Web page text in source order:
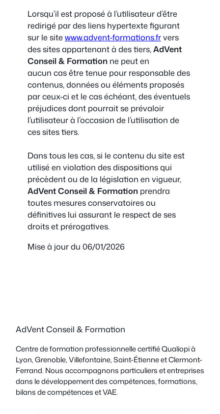
Lorsqu’il est proposé à l’utilisateur d’être
redirigé par des liens hypertexte figurant
sur le sitewww.advent-formations.frvers
des sites appartenant à des tiers,AdVent
Conseil & Formation ne peut en
aucun cas être tenue pour responsable des
contenus, données ou éléments proposés
par ceux-ci et le cas échéant, des éventuels
préjudices dont pourrait se prévaloir
l’utilisateur à l’occasion de l’utilisation de
ces sites tiers.
Dans tous les cas, si le contenu du site est
utilisé en violation des dispositions qui
précèdent ou de la législation en vigueur,
AdVent Conseil & Formation prendra
toutes mesures conservatoires ou
définitives lui assurant le respect de ses
droits et prérogatives.
Mise à jour du 06/01/2026
AdVent Conseil & Formation
Centre de formation professionnelle certifié Qualiopi à
Lyon, Grenoble, Villefontaine, Saint-Étienne et Clermont-
Ferrand. Nous accompagnons particuliers et entreprises
dans le développement des compétences, formations,
bilans de compétences et VAE.